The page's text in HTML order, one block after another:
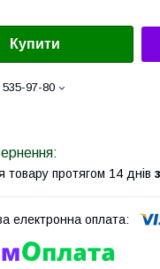
Купити
97-80
товару протягом 14 днів